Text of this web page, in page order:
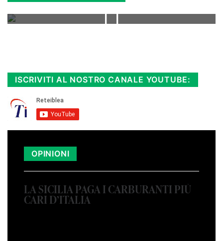
ISCRIVITI AL NOSTRO CANALE YOUTUBE:
OPINIONI
LA SICILIA PAGA I CARBURANTI PIÙ
CARI D’ITALIA